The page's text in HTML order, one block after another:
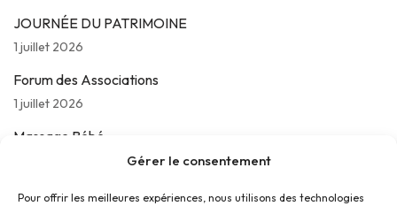
Gérer le consentement
Pour offrir les meilleures expériences, nous utilisons des technologies
JOURNÉE DU PATRIMOINE
1 juillet 2026
Forum des Associations
1 juillet 2026
Massage Bébé
Les jeudis de La Parolière